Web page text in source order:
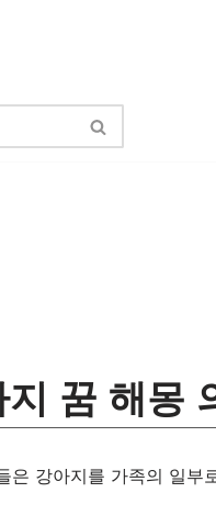
꿈 해몽
은 강아지를 가족의 일부